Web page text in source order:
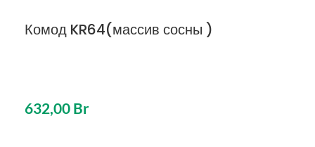
Комод KR64(массив сосны )
632,00 Br